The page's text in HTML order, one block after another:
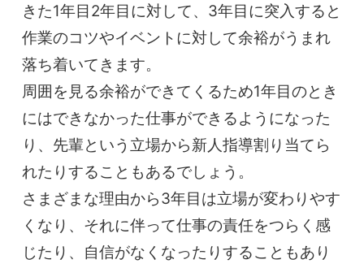
きた1年目2年目に対して、3年目に突入すると
作業のコツやイベントに対して余裕がうまれ
落ち着いてきます。
周囲を見る余裕ができてくるため1年目のとき
にはできなかった仕事ができるようになった
り、先輩という立場から新人指導割り当てら
れたりすることもあるでしょう。
さまざまな理由から3年目は立場が変わりやす
くなり、それに伴って仕事の責任をつらく感
じたり、自信がなくなったりすることもあり